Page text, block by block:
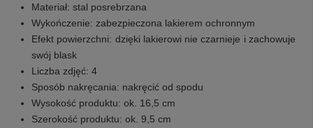
Materiał: stal posrebrzana
Wykończenie: zabezpieczona lakierem ochronnym
Efekt powierzchni: dzięki lakierowi nie czarnieje i zachowuje
swój blask
Liczba zdjęć: 4
Sposób nakręcania: nakręcić od spodu
Wysokość produktu: ok. 16,5 cm
Szerokość produktu: ok. 9,5 cm